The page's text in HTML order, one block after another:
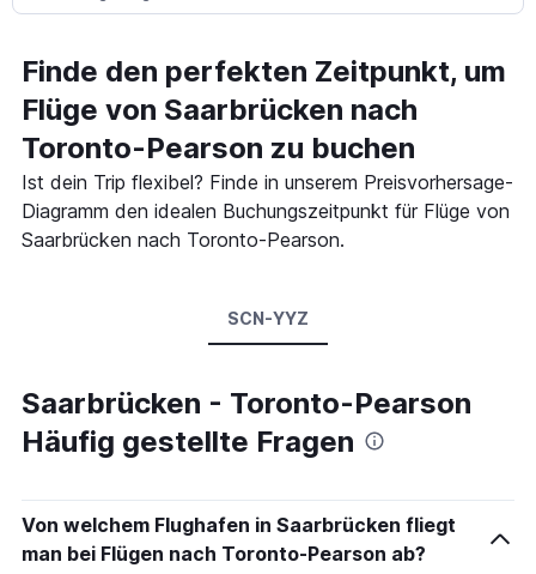
Finde den perfekten Zeitpunkt, um
Flüge von Saarbrücken nach
Toronto-Pearson zu buchen
Ist dein Trip flexibel? Finde in unserem Preisvorhersage-
Diagramm den idealen Buchungszeitpunkt für Flüge von
Saarbrücken nach Toronto-Pearson.
SCN-YYZ
Saarbrücken - Toronto-Pearson
Häufig gestellte Fragen
Von welchem Flughafen in Saarbrücken fliegt
man bei Flügen nach Toronto-Pearson ab?